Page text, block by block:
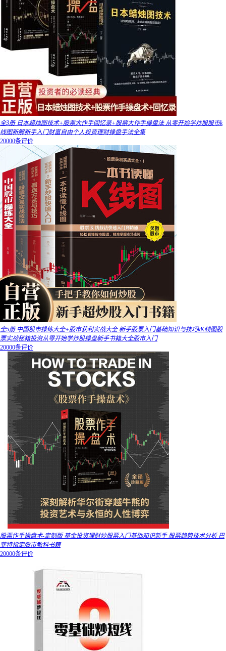
全3册 日本蜡烛图技术+股票大作手回忆录+股票大作手操盘法 从零开始学炒股股市k
线图新解新手入门财富自由个人投资理财操盘手法全集
20000条评价
全5册 中国股市操练大全+股市获利实战大全 新手股票入门基础知识与技巧kK线图股
票实战秘籍投资从零开始学炒股操盘新手书籍大全股市入门
20000条评价
股票作手操盘术-定制版 基金投资理财炒股票入门基础知识新手 股票趋势技术分析 巴
菲特指定股市教科书籍
20000条评价